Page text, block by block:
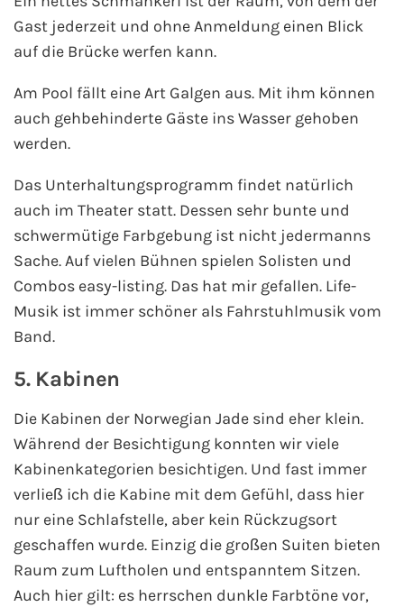
Gast jederzeit und ohne Anmeldung einen Blick
auf die Brücke werfen kann.
Am Pool fällt eine Art Galgen aus. Mit ihm können
auch gehbehinderte Gäste ins Wasser gehoben
werden.
Das Unterhaltungsprogramm findet natürlich
auch im Theater statt. Dessen sehr bunte und
schwermütige Farbgebung ist nicht jedermanns
Sache. Auf vielen Bühnen spielen Solisten und
Combos easy-listing. Das hat mir gefallen. Life-
Musik ist immer schöner als Fahrstuhlmusik vom
Band.
5. Kabinen
Die Kabinen der Norwegian Jade sind eher klein.
Während der Besichtigung konnten wir viele
Kabinenkategorien besichtigen. Und fast immer
verließ ich die Kabine mit dem Gefühl, dass hier
nur eine Schlafstelle, aber kein Rückzugsort
geschaffen wurde. Einzig die großen Suiten bieten
Raum zum Luftholen und entspanntem Sitzen.
Auch hier gilt: es herrschen dunkle Farbtöne vor,